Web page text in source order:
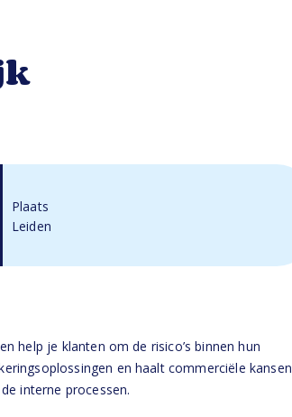
Plaats
Leiden
help je klanten om de risico’s binnen hun
en haalt commerciële kansen
interne processen.